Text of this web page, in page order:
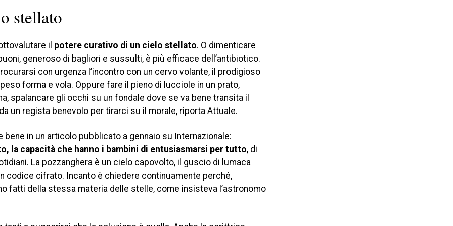
stellato
il potere curativo di un cielo stellato. O dimenticare
generoso di bagliori e sussulti, è più efficace dell’antibiotico.
con urgenza l’incontro con un cervo volante, il prodigioso
forma e vola. Oppure fare il pieno di lucciole in un prato,
spalancare gli occhi su un fondale dove se va bene transita il
un regista benevolo per tirarci su il morale, riporta Attuale.
bene in un articolo pubblicato a gennaio su Internazionale:
la capacità che hanno i bambini di entusiasmarsi per tutto, di
La pozzanghera è un cielo capovolto, il guscio di lumaca
codice cifrato. Incanto è chiedere continuamente perché,
fatti della stessa materia delle stelle, come insisteva l’astronomo